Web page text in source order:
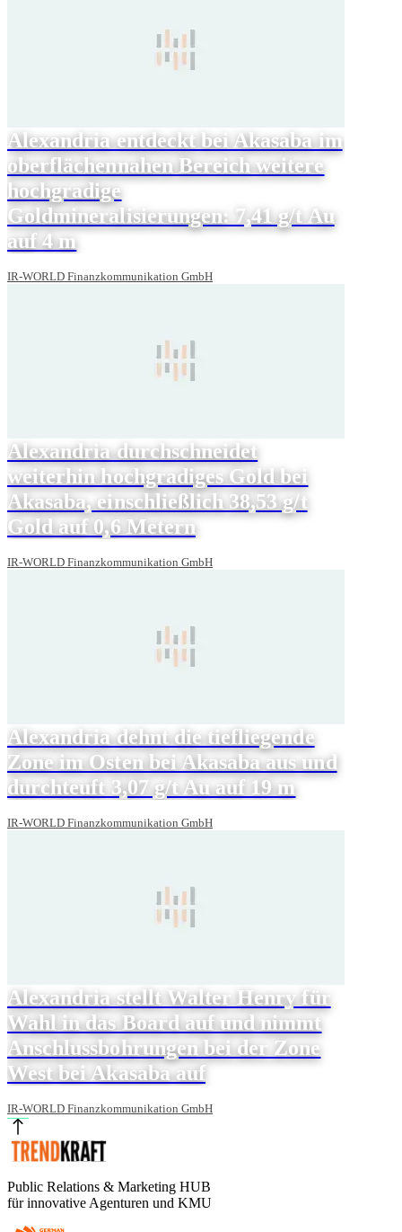
Alexandria entdeckt bei Akasaba im
oberflächennahen Bereich weitere
hochgradige
Goldmineralisierungen: 7,41 g/t Au
auf 4 m
IR-WORLD Finanzkommunikation GmbH
Alexandria durchschneidet
weiterhin hochgradiges Gold bei
Akasaba, einschließlich 38,53 g/t
Gold auf 0,6 Metern
IR-WORLD Finanzkommunikation GmbH
Alexandria dehnt die tiefliegende
Zone im Osten bei Akasaba aus und
durchteuft 3,07 g/t Au auf 19 m
IR-WORLD Finanzkommunikation GmbH
Alexandria stellt Walter Henry für
Wahl in das Board auf und nimmt
Anschlussbohrungen bei der Zone
West bei Akasaba auf
IR-WORLD Finanzkommunikation GmbH
Public Relations & Marketing HUB
für innovative Agenturen und KMU